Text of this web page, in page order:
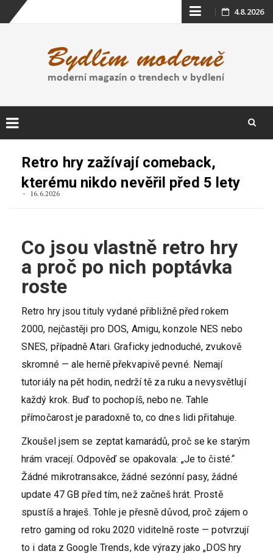
Skip
content
4.8.2026
Retro hry zažívají comeback,
kterému nikdo nevěřil před 5 lety
16.6.2026
Co jsou vlastně retro hry
a proč po nich poptávka
roste
Retro hry jsou tituly vydané přibližně před rokem
2000, nejčastěji pro DOS, Amigu, konzole NES nebo
SNES, případně Atari. Graficky jednoduché, zvukově
skromné — ale herně překvapivě pevné. Nemají
tutoriály na pět hodin, nedrží tě za ruku a nevysvětlují
každý krok. Buď to pochopíš, nebo ne. Tahle
přímočarost je paradoxně to, co dnes lidi přitahuje.
Zkoušel jsem se zeptat kamarádů, proč se ke starým
hrám vracejí. Odpověď se opakovala: „Je to čisté.“
Žádné mikrotransakce, žádné sezónní pasy, žádné
update 47 GB před tím, než začneš hrát. Prostě
spustíš a hraješ. Tohle je přesně důvod, proč zájem o
retro gaming od roku 2020 viditelně roste — potvrzují
to i data z Google Trends, kde výrazy jako „DOS hry